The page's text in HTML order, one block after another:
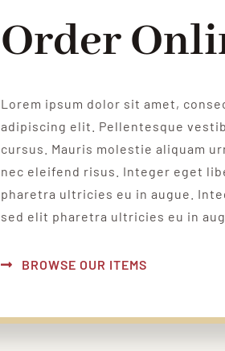
Order
Lorem ipsum dolor sit amet,
adipiscing elit. Pellentesque
cursus. Mauris molestie aliquam
nec eleifend risus. Integer eget
pharetra ultricies eu in augue.
sed elit pharetra ultricies eu in
BROWSE OUR ITEMS